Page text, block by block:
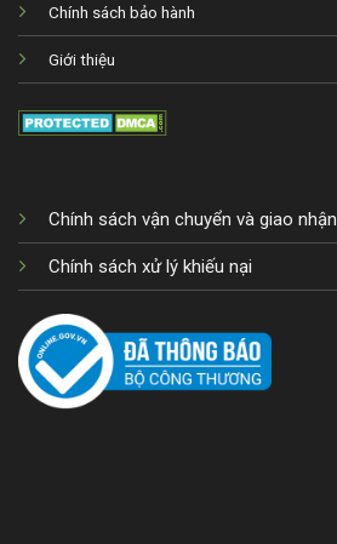
Chính sách bảo hành
Giới thiệu
Chính sách vận chuyển và giao nhận
Chính sách xử lý khiếu nại